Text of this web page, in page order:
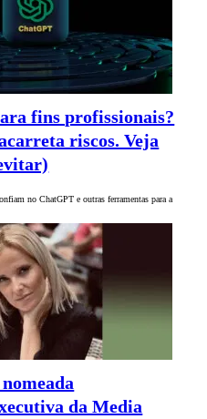
fins profissionais?
riscos. Veja
no ChatGPT e outras ferramentas para a
da Media